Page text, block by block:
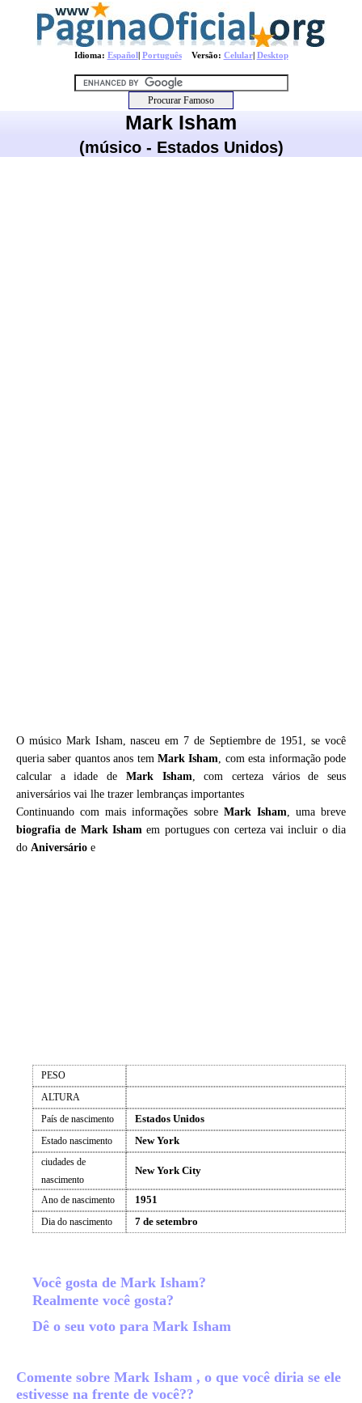
Idioma: Español| PortuguêsVersão: Celular| Desktop
Mark Isham
(músico - Estados Unidos)
O músico Mark Isham, nasceu em 7 de Septiembre de 1951, se você
queria saber quantos anos tem Mark Isham, com esta informação pode
calcular a idade de Mark Isham, com certeza vários de seus
aniversários vai lhe trazer lembranças importantes
Continuando com mais informações sobre Mark Isham, uma breve
biografia de Mark Isham em portugues con certeza vai incluir o dia
do Aniversário e
PESO
ALTURA
País de nascimento
Estados Unidos
Estado nascimento New York
ciudades de
nascimento
New York City
Ano de nascimento 1951
Dia do nascimento 7 de setembro
Você gosta de Mark Isham?
Realmente você gosta?
Dê o seu voto para Mark Isham
Comente sobre Mark Isham , o que você diria se ele
estivesse na frente de você??